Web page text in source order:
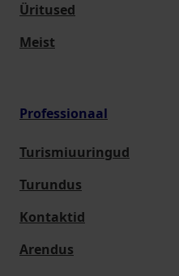
Üritused
Meist
Professionaal
Turismiuuringud
Turundus
Kontaktid
Arendus